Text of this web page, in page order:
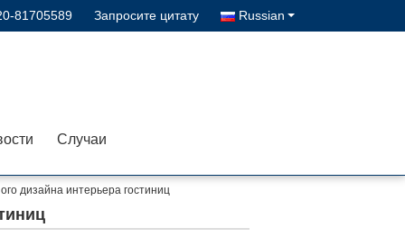
81705589 Запросите цитату Russian
Случаи
дизайна интерьера гостиниц